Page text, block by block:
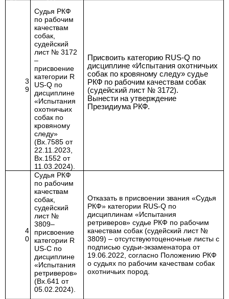
3
9
Судья РКФ
по рабочим
качествам
собак,
судейский
лист № 3172
–
присвоение
категории R
US-Q по
дисциплине
«Испытания
охотничьих
собак по
кровяному
следу»
(Вх.7585 от
22.11.2023,
Вх.1552 от
11.03.2024).
Присвоить категорию RUS-Q по
дисциплине «Испытания охотничьих
собак по кровяному следу» судье
РКФ по рабочим качествам собак
(судейский лист № 3172).
Вынести на утверждение
Президиума РКФ.
4
0
Судья РКФ
по рабочим
качествам
собак,
судейский
лист №
3809–
присвоение
категории R
US-C по
дисциплине
«Испытания
ретриверов»
(Вх.641 от
05.02.2024).
Отказать в присвоении звания «Судья
РКФ» категории RUS-Q по
дисциплинам «Испытания
ретриверов» судье РКФ по рабочим
качествам собак (судейский лист №
3809) – отсутствуютоценочные листы с
подписью судьи-экзаменатора от
19.06.2022, согласно Положению РКФ
о судьях по рабочим качествам собак
охотничьих пород.